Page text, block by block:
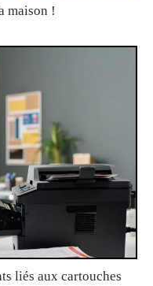
maison !
liés aux cartouches